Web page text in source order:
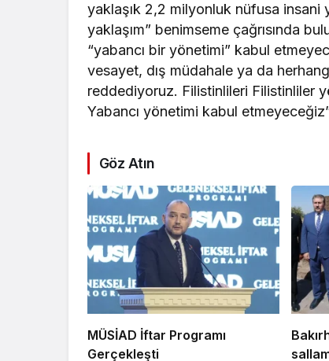
yaklaşık 2,2 milyonluk nüfusa insani
yaklaşım” benimseme çağrısında
“yabancı bir yönetimi” kabul
vesayet, dış müdahale ya da
reddediyoruz. Filistinlileri Filistinliler
Yabancı yönetimi kabul
Göz Atın
MÜSİAD İftar Programı
Gerçekleşti